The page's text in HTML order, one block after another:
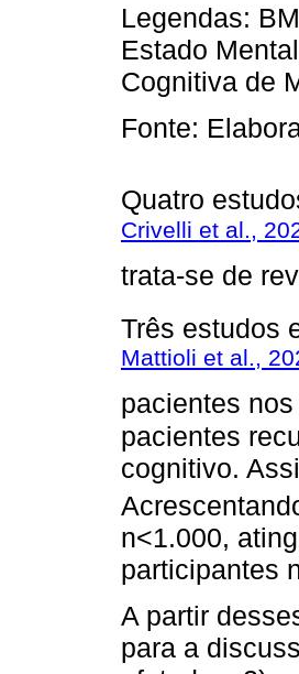
Legendas:
Estado
Cognitiva de
Fonte:
Quatro
Crivelli et al.,
trata-se de
Três estudos
Mattioli et al.,
pacientes
pacientes
cognitivo.
n<1.000,
participantes
A partir
para a